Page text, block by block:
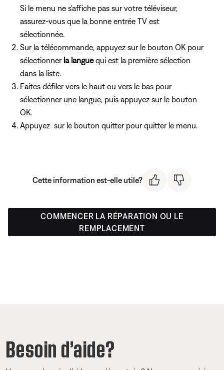
Si le menu ne s'affiche pas sur votre téléviseur,
assurez-vous que la bonne entrée TV est
sélectionnée.
Sur la télécommande, appuyez sur le bouton OK pour
sélectionnerla languequi est la première sélection
dans la liste.
Faites défiler vers le haut ou vers le bas pour
sélectionner une langue, puis appuyez sur le bouton
OK.
Appuyez sur le bouton quitter pour quitter le menu.
Cette information est-elle utile?
COMMENCER LA RÉPARATION OU LE
REMPLACEMENT
Besoin d’aide?